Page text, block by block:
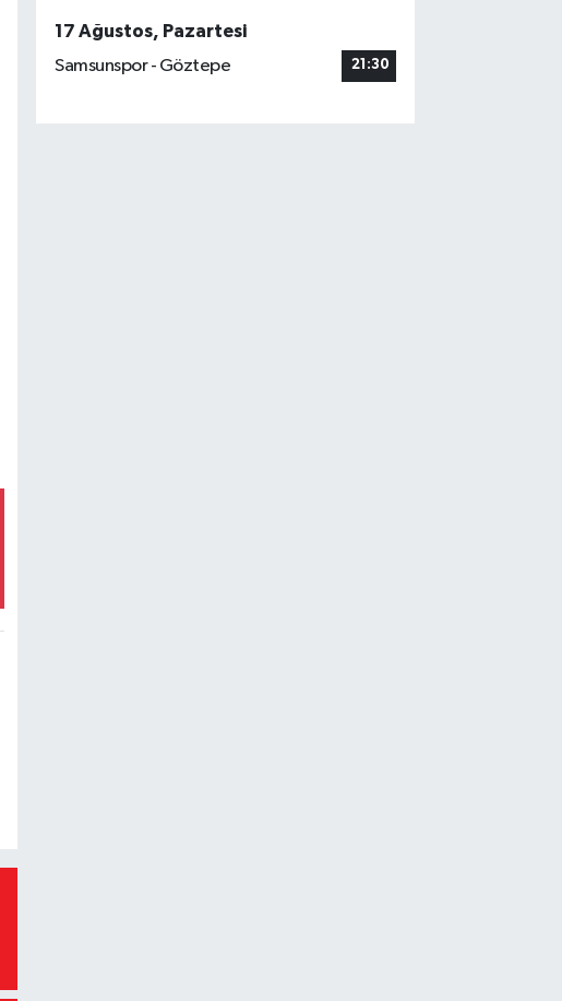
17 Ağustos, Pazartesi
Samsunspor - Göztepe
21:30